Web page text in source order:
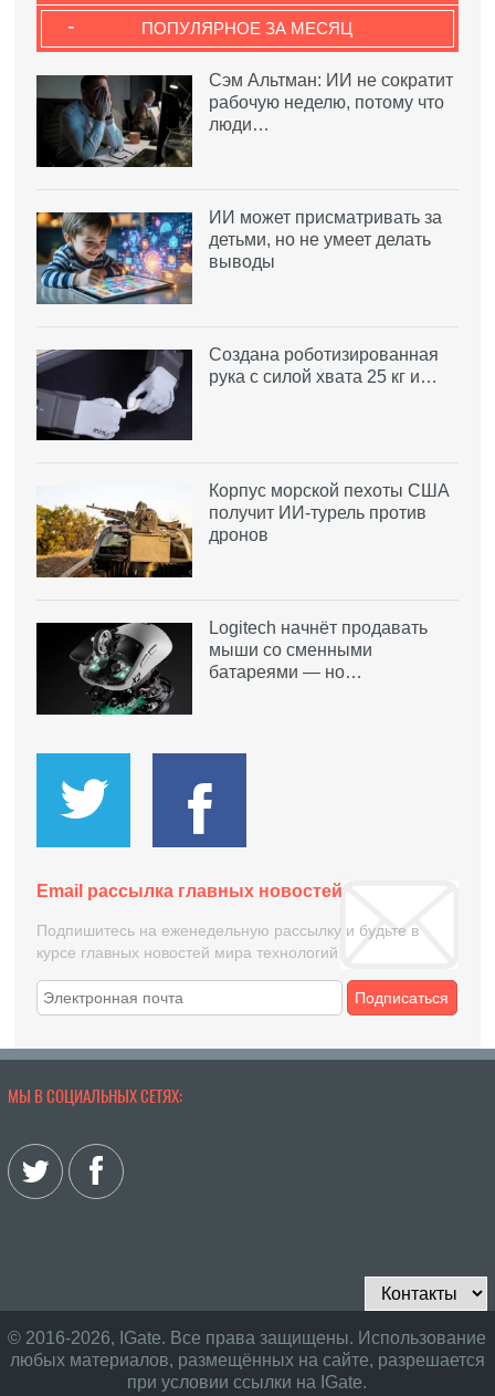
ПОПУЛЯРНОЕ ЗА МЕСЯЦ
-
Сэм Альтман: ИИ не сократит
рабочую неделю, потому что
люди…
ИИ может присматривать за
детьми, но не умеет делать
выводы
Создана роботизированная
рука с силой хвата 25 кг и…
Корпус морской пехоты США
получит ИИ-турель против
дронов
Logitech начнёт продавать
мыши со сменными
батареями — но…
Email рассылка главных новостей
Подпишитесь на еженедельную рассылку и будьте в
курсе главных новостей мира технологий
Подписаться
МЫ В СОЦИАЛЬНЫХ СЕТЯХ:
© 2016-2026, IGate. Все права защищены. Использование
любых материалов, размещённых на сайте, разрешается
при условии ссылки на IGate.